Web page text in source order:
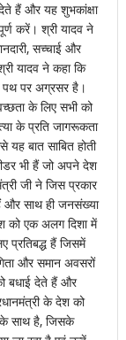
हैं और यह शुभकांक्षा
करें। श्री यादव ने
सच्चाई और
यादव ने कहा कि
पथ पर अग्रसर है।
के लिए सभी को
के प्रति जागरूकता
बात साबित होती
भी हैं जो अपने देश
जी ने जिस प्रकार
और साथ ही जनसंख्या
को एक अलग दिशा में
प्रतिबद्ध हैं जिसमें
और समान अवसरों
बधाई देते हैं और
के देश को
साथ है, जिसके